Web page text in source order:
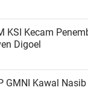
KSI Kecam
Digoel
GMNI Kawal